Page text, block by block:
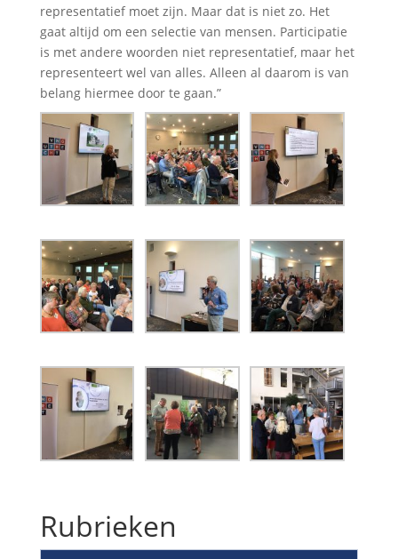
representatief moet zijn. Maar dat is niet zo. Het
gaat altijd om een selectie van mensen. Participatie
is met andere woorden niet representatief, maar het
representeert wel van alles. Alleen al daarom is van
belang hiermee door te gaan.”
Rubrieken